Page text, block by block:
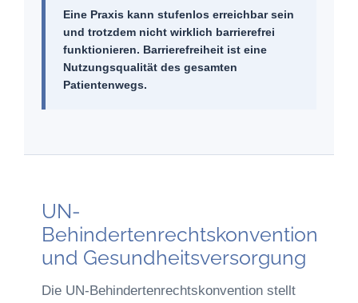
Eine Praxis kann stufenlos erreichbar sein
und trotzdem nicht wirklich barrierefrei
funktionieren. Barrierefreiheit ist eine
Nutzungsqualität des gesamten
Patientenwegs.
UN-
Behindertenrechtskonvention
und Gesundheitsversorgung
Die UN-Behindertenrechtskonvention stellt